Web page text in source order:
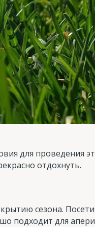
для проведения
отдохнуть.
сезона.
подходит для